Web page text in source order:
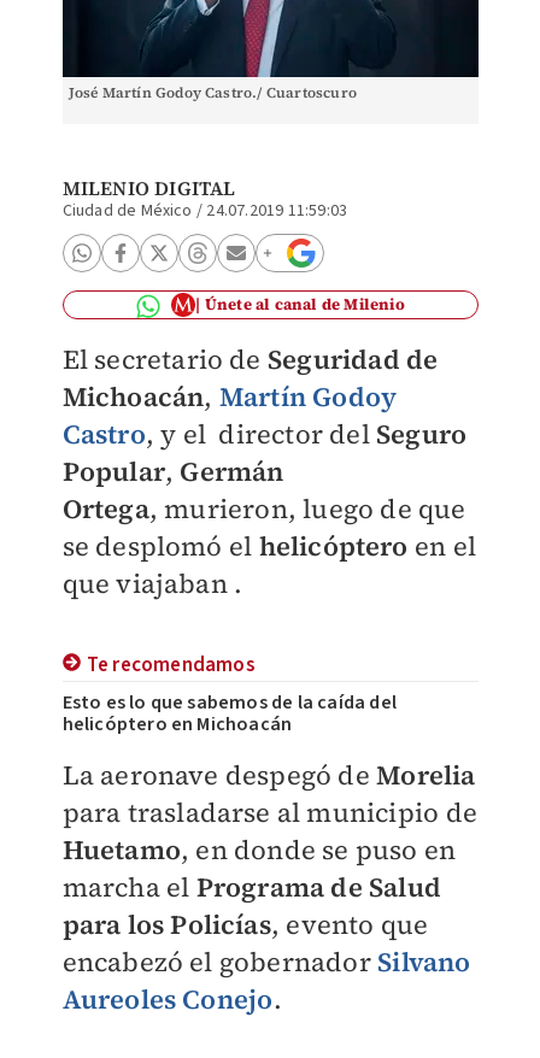
José Martín Godoy Castro./ Cuartoscuro
MILENIO DIGITAL
Ciudad de México / 24.07.2019 11:59:03
Únete al canal de Milenio
El secretario de Seguridad de
Michoacán, Martín Godoy
Castro, y el director del Seguro
Popular, Germán
Ortega, murieron, luego de que
se desplomó el helicóptero en el
que viajaban .
Te recomendamos
Esto es lo que sabemos de la caída del
helicóptero en Michoacán
La aeronave despegó deMorelia
para trasladarse al municipio de
Huetamo, en donde se puso en
marcha el Programa de Salud
para los Policías, evento que
encabezó el gobernadorSilvano
Aureoles Conejo.